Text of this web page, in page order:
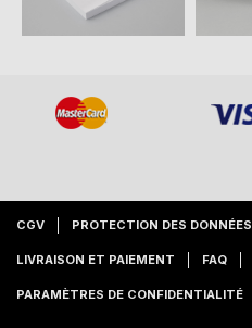
CGV PROTECTION DES DONNÉES
LIVRAISON ET PAIEMENT FAQ
PARAMÈTRES DE CONFIDENTIALITÉ